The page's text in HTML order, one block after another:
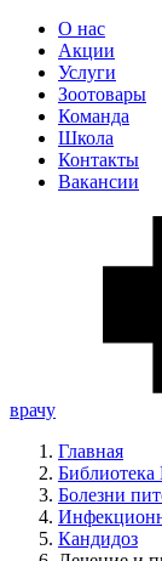
О нас
Акции
Услуги
Зоотовары
Команда
Школа
Контакты
Вакансии
врачу
Главная
Библиотека
Болезни
Кандидоз